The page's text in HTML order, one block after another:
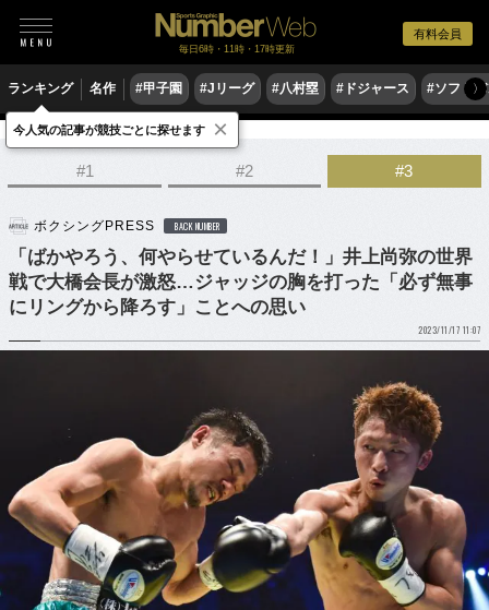
有料会員
毎日6時・11時・17時更新
ランキング 名作 #甲子園 #Jリーグ #八村塁 #ドジャース #ソフト〉
格闘技 ボクシング
#1 #2 #3
ボクシングPRESS BACK NUMBER
「ばかやろう、何やらせているんだ！」井上尚弥の世界
戦で大橋会長が激怒…ジャッジの胸を打った「必ず無事
にリングから降ろす」ことへの思い
2023/11/17 11:07
今人気の記事が競技ごとに探せます ×